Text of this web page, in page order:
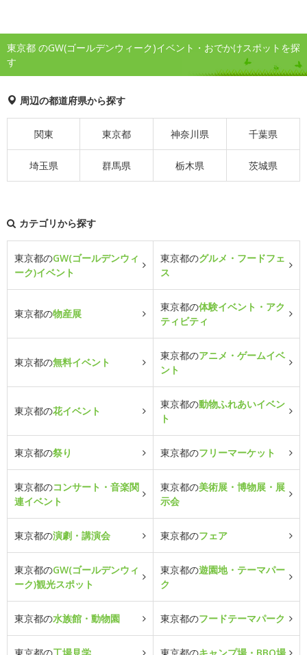
東京都 のGW(ゴールデンウィーク)イベント・おでかけスポットを探
す
周辺の都道府県から探す
関東 東京都 神奈川県 千葉県
埼玉県 群馬県 栃木県 茨城県
カテゴリから探す
東京都のGW(ゴールデンウィ
ーク)イベント
東京都のグルメ・フードフェ
ス
東京都の物産展
東京都の体験イベント・アク
ティビティ
東京都の無料イベント
東京都のアニメ・ゲームイベ
ント
東京都の花イベント
東京都の動物ふれあいイベン
ト
東京都の祭り 東京都のフリーマーケット
東京都のコンサート・音楽関
連イベント
東京都の美術展・博物展・展
示会
東京都の演劇・講演会 東京都のフェア
東京都のGW(ゴールデンウィ
ーク)観光スポット
東京都の遊園地・テーマパー
ク
東京都の水族館・動物園 東京都のフードテーマパーク